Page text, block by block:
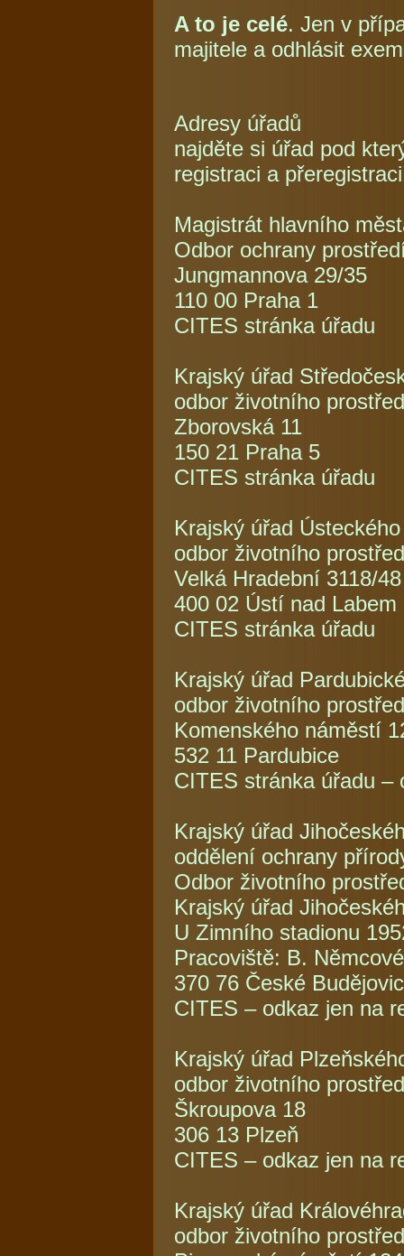
A to je celé. Jen v
majitele a odhlásit
Adresy úřadů
najděte si úřad pod
registraci a
Magistrát hlavního
Odbor ochrany
Jungmannova 29/35
110 00 Praha 1
CITES stránka úřadu
Krajský úřad
odbor životního
Zborovská 11
150 21 Praha 5
CITES stránka úřadu
Krajský úřad
odbor životního
Velká Hradební 3118/48
400 02 Ústí nad Labem
CITES stránka úřadu
Krajský úřad
odbor životního
Komenského náměstí
532 11 Pardubice
CITES stránka úřadu –
Krajský úřad
oddělení ochrany
Odbor životního
Krajský úřad
U Zimního stadionu
Pracoviště: B.
370 76 České
CITES – odkaz jen na
Krajský úřad
odbor životního
Škroupova 18
306 13 Plzeň
CITES – odkaz jen na
Krajský úřad
odbor životního